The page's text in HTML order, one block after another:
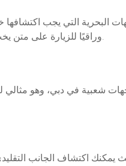
البحرية التي يجب
وراقيًا للزيارة على متن يخت خاص. الإبحار حول هذه الجزر يعطيك فرصة للاستمتاع بمياه البحر الصافية والمناظر الطبيعية الخلابة.
شعبية في دبي، وهو مثالي
يمكنك اكتشاف الجانب